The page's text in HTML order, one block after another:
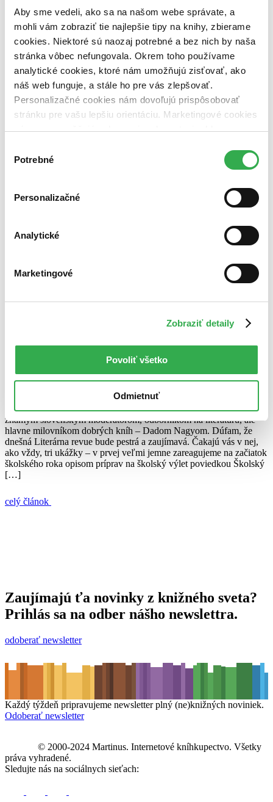
Aby sme vedeli, ako sa na našom webe správate, a
mohli vám zobraziť tie najlepšie tipy na knihy, zbierame
cookies. Niektoré sú naozaj potrebné a bez nich by naša
stránka vôbec nefungovala. Okrem toho používame
analytické cookies, ktoré nám umožňujú zisťovať, ako
náš web funguje, a stále ho pre vás zlepšovať.
Personalizačné cookies nám dovoľujú prispôsobovať
stránku pre vašu lepšiu orientáciu. Marketingové cookies
nám zas umožňujú zobrazenie relevantnej reklamy.
nám pomohlo, keby sme mohli používať všetky tieto
súhlasu
Potrebné
Personalizačné
Analytické
Marketingové
Zobraziť detaily
Povoliť všetko
Odmietnuť
Pridaj sa
Pridaj sa k nám
Aktuálne ponuky
Výberový proces
Pošlite mi ponuku
Povedali o nás
Projekty
Kampane
Záložky
Knihy roka
Médiá a partneri
Všetky články na tému: Slawomir Mrožek
rozhovor
Juraj Šlesar
Každý druhý týždeň vám prinášame ďalší diel Literárnej revue so
známym slovenským moderátorom, odborníkom na literatúru, ale
hlavne milovníkom dobrých kníh – Dadom Nagyom. Dúfam, že
dnešná Literárna revue bude pestrá a zaujímavá. Čakajú vás v nej,
ako vždy, tri ukážky – v prvej veľmi jemne zareagujeme na začiatok
školského roka opisom príprav na školský výlet poviedkou Školský
[…]
celý článok
Zaujímajú ťa novinky z knižného sveta?
Prihlás sa na odber nášho newslettra.
odoberať newsletter
Každý týždeň pripravujeme newsletter plný (ne)knižných noviniek.
Odoberať newsletter
© 2000-2024 Martinus. Internetové kníhkupectvo. Všetky
práva vyhradené.
Sledujte nás na sociálnych sieťach: